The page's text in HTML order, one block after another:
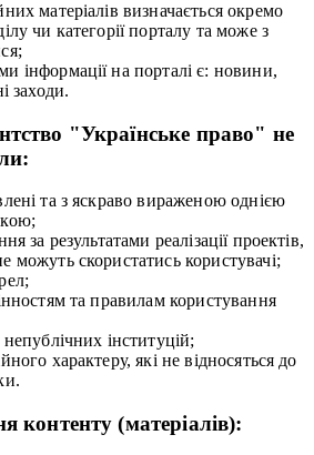
матеріалів визначається окремо
чи категорії порталу та може з
інформації на порталі є: новини,
заходи.
"Українське право" не
та з яскраво вираженою однією
за результатами реалізації проектів,
можуть скористатись користувачі;
та правилам користування
інституцій;
характеру, які не відносяться до
контенту (матеріалів):